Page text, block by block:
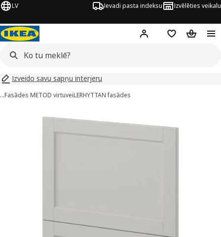
LV Ievadi pasta indeksu Izvēlēties veikalu
Hej! Pierakstīties
PirkumuPirkumu
Izveido savu sapņu interjeru
…Fasādes METOD virtuveiLERHYTTAN fasādes